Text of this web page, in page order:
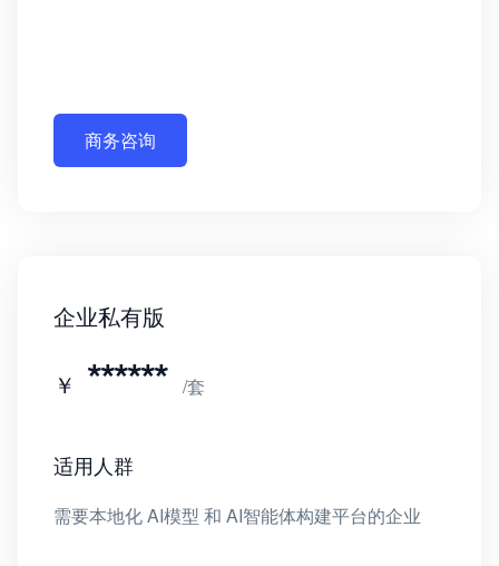
商务咨询
企业私有版
￥ ****** /套
适用人群
需要本地化 AI模型 和 AI智能体构建平台的企业